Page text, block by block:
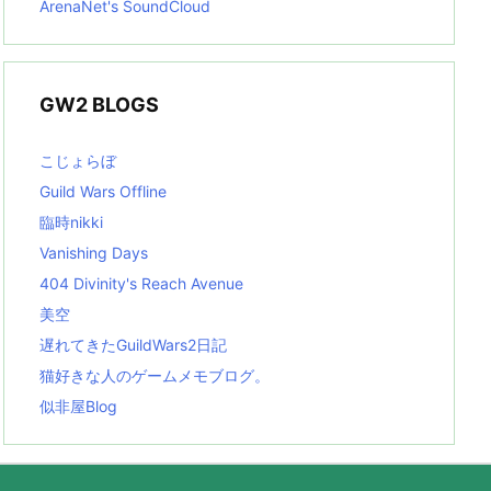
ArenaNet's SoundCloud
GW2 BLOGS
こじょらぼ
Guild Wars Offline
臨時nikki
Vanishing Days
404 Divinity's Reach Avenue
美空
遅れてきたGuildWars2日記
猫好きな人のゲームメモブログ。
似非屋Blog